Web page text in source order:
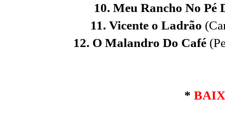
10. Meu Rancho No Pé
11. Vicente o Ladrão
12. O Malandro Do Café
*